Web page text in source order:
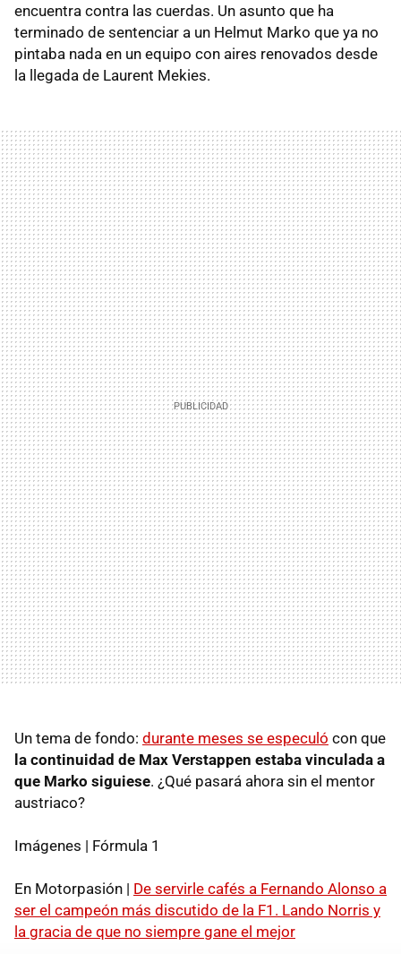
encuentra contra las cuerdas. Un asunto que ha
terminado de sentenciar a un Helmut Marko que ya no
pintaba nada en un equipo con aires renovados desde
la llegada de Laurent Mekies.
Un tema de fondo: durante meses se especuló con que
la continuidad de Max Verstappen estaba vinculada a
que Marko siguiese. ¿Qué pasará ahora sin el mentor
austriaco?
Imágenes | Fórmula 1
En Motorpasión | De servirle cafés a Fernando Alonso a
ser el campeón más discutido de la F1. Lando Norris y
la gracia de que no siempre gane el mejor